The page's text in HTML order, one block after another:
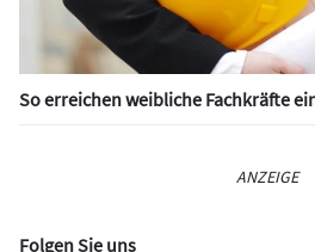
So erreichen weibliche Fachkräfte
ANZEIGE
Folgen Sie uns